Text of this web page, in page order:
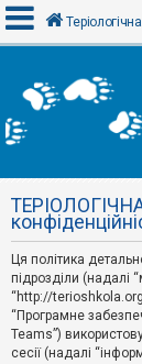
х
і
Р
е
с
т
р
а
ц
і
я
Ця політика
підрозділи (надалі
“http://
“Програмне
Teams”)
сесії (надалі